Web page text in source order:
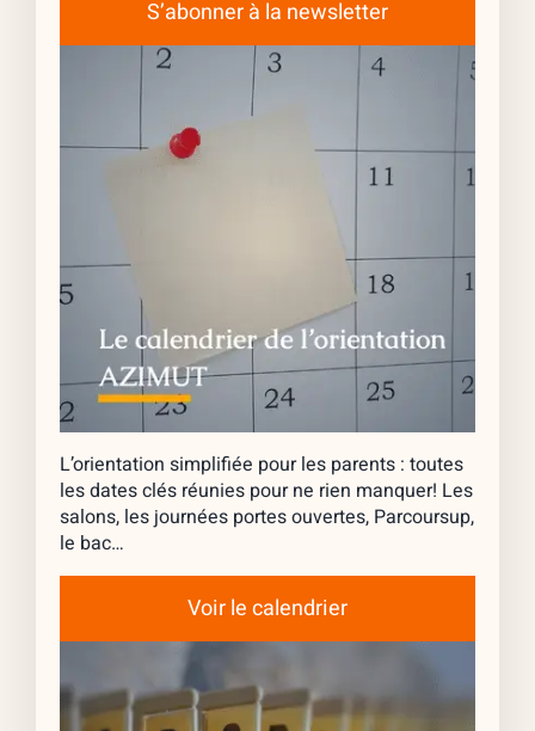
S’abonner à la newsletter
L’orientation simplifiée pour les parents : toutes
les dates clés réunies pour ne rien manquer! Les
salons, les journées portes ouvertes, Parcoursup,
le bac…
Voir le calendrier